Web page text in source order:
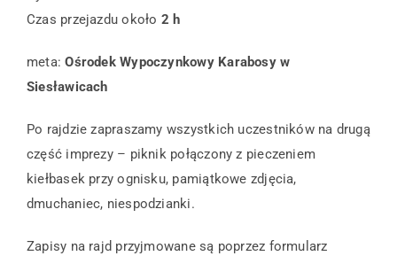
Czas przejazdu około 2 h
meta:Ośrodek Wypoczynkowy Karabosy w
Siesławicach
Po rajdzie zapraszamy wszystkich uczestników na drugą
część imprezy – piknik połączony z pieczeniem
kiełbasek przy ognisku, pamiątkowe zdjęcia,
dmuchaniec, niespodzianki.
Zapisy na rajd przyjmowane są poprzez formularz